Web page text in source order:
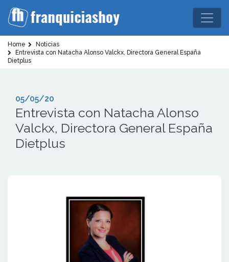
Home
Noticias
Entrevista con Natacha Alonso Valckx, Directora General España
Dietplus
05/05/20
Entrevista con Natacha Alonso
Valckx, Directora General España
Dietplus